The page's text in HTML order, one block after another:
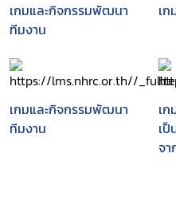
เกมและกิจกรรมพัฒนา
ทีมงาน
เ
เกมและกิจกรรมพัฒนา
ทีมงาน
เ
เ
จ